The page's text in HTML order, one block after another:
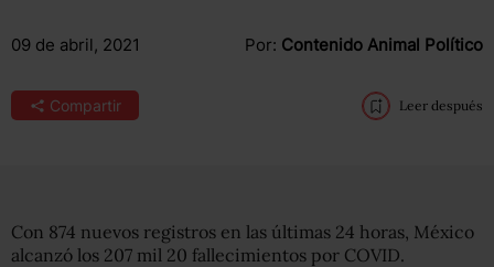
09 de abril, 2021 Por: Contenido Animal Político
Compartir Leer después
Con 874 nuevos registros en las últimas 24 horas, México
alcanzó los 207 mil 20 fallecimientos por COVID.